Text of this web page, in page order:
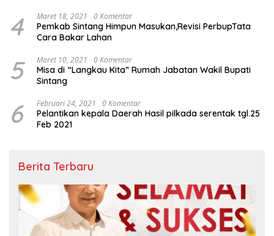
4 Maret 18, 2021 0 Komentar
Pemkab Sintang Himpun Masukan,Revisi PerbupTata
Cara Bakar Lahan
5 Maret 10, 2021 0 Komentar
Misa di “Langkau Kita” Rumah Jabatan Wakil Bupati
Sintang
6 Februari 24, 2021 0 Komentar
Pelantikan kepala Daerah Hasil pilkada serentak tgl.25
Feb 2021
Berita Terbaru